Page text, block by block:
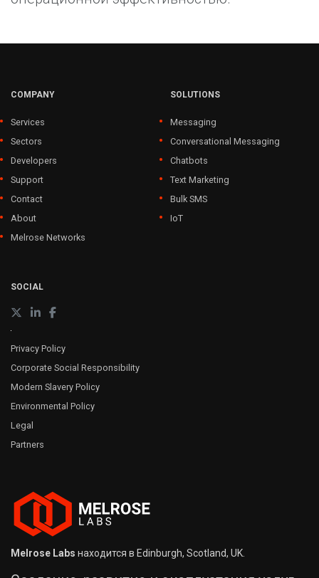
COMPANY
Services
Sectors
Developers
Support
Contact
About
Melrose Networks
SOLUTIONS
Messaging
Conversational Messaging
Chatbots
Text Marketing
Bulk SMS
IoT
SOCIAL
Privacy Policy
Corporate Social Responsibility
Modern Slavery Policy
Environmental Policy
Legal
Partners
Melrose Labs находится в Edinburgh, Scotland, UK.